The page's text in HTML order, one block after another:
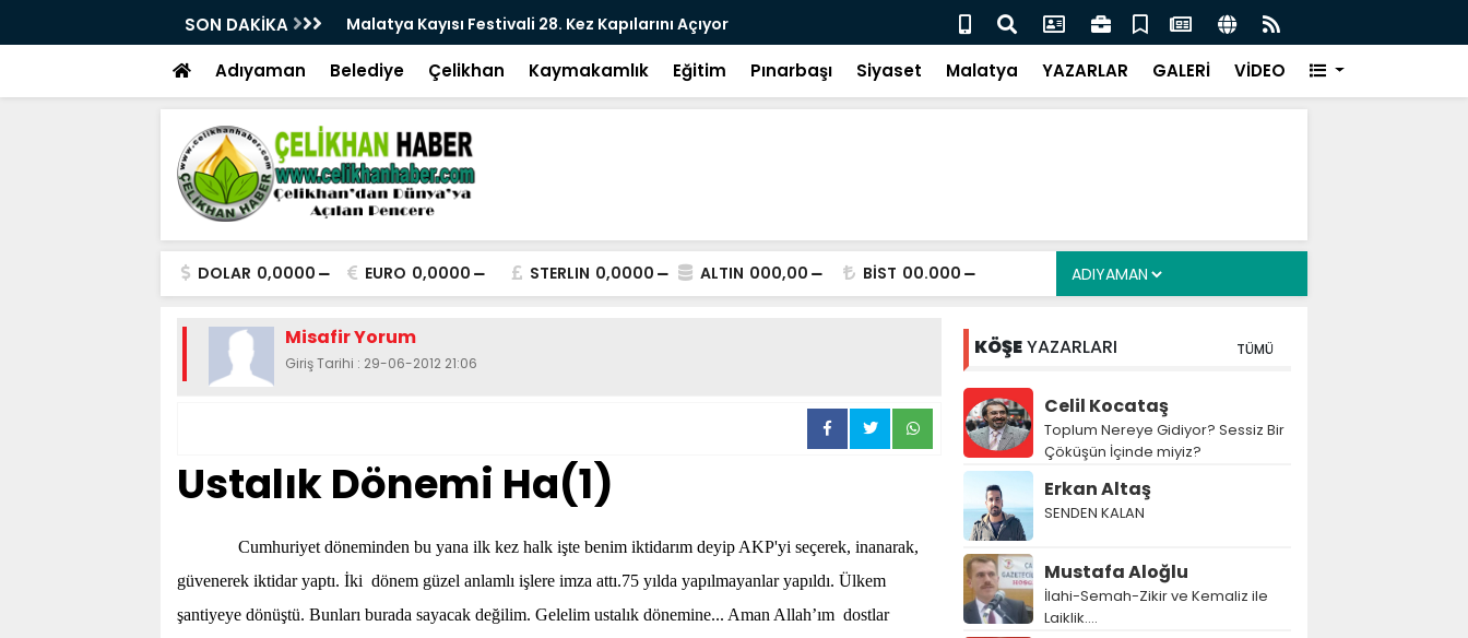
SON DAKİKA
Kez Kapılarını Açıyor Vesayetten Siyasete: DEM Parti’nin Tarihi Sınavı Milletvekili Alkayış, Cibuti’de diplomatik temaslarda bulundu
Adıyaman Belediye Çelikhan Kaymakamlık Eğitim Pınarbaşı Siyaset Malatya YAZARLAR GALERİ VİDEO
DOLAR 0,0000 EURO 0,0000 STERLIN 0,0000 ALTIN 000,00 BİST 00.000
Misafir Yorum
Giriş Tarihi : 29-06-2012 21:06
Ustalık Dönemi Ha(1)
Cumhuriyet döneminden bu yana ilk kez halk işte benim iktidarım deyip AKP'yi seçerek, inanarak,
güvenerek iktidar yaptı. İki dönem güzel anlamlı işlere imza attı.75 yılda yapılmayanlar yapıldı. Ülkem
şantiyeye dönüştü. Bunları burada sayacak değilim. Gelelim ustalık dönemine... Aman Allah’ım dostlar
KÖŞEYAZARLARI TÜMÜ
Celil Kocataş
Toplum Nereye Gidiyor? Sessiz Bir
Çöküşün İçinde miyiz?
Erkan Altaş
SENDEN KALAN
Mustafa Aloğlu
İlahi-Semah-Zikir ve Kemaliz ile
Laiklik….